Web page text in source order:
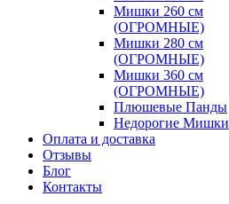
Мишки 260 см
(ОГРОМНЫЕ)
Мишки 280 см
(ОГРОМНЫЕ)
Мишки 360 см
(ОГРОМНЫЕ)
Плюшевые Панды
Недорогие Мишки
Оплата и доставка
Отзывы
Блог
Контакты